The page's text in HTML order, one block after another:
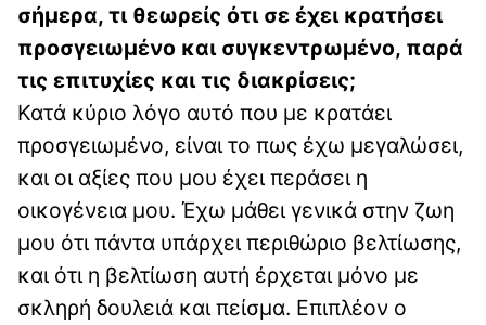
σήμερα, τι θεωρείς ότι σε έχει κρατήσει
προσγειωμένο και συγκεντρωμένο, παρά
τις επιτυχίες και τις διακρίσεις;
Κατά κύριο λόγο αυτό που με κρατάει
προσγειωμένο, είναι το πως έχω μεγαλώσει,
και οι αξίες που μου έχει περάσει η
οικογένεια μου. Έχω μάθει γενικά στην ζωη
μου ότι πάντα υπάρχει περιθώριο βελτίωσης,
και ότι η βελτίωση αυτή έρχεται μόνο με
σκληρή δουλειά και πείσμα. Επιπλέον ο